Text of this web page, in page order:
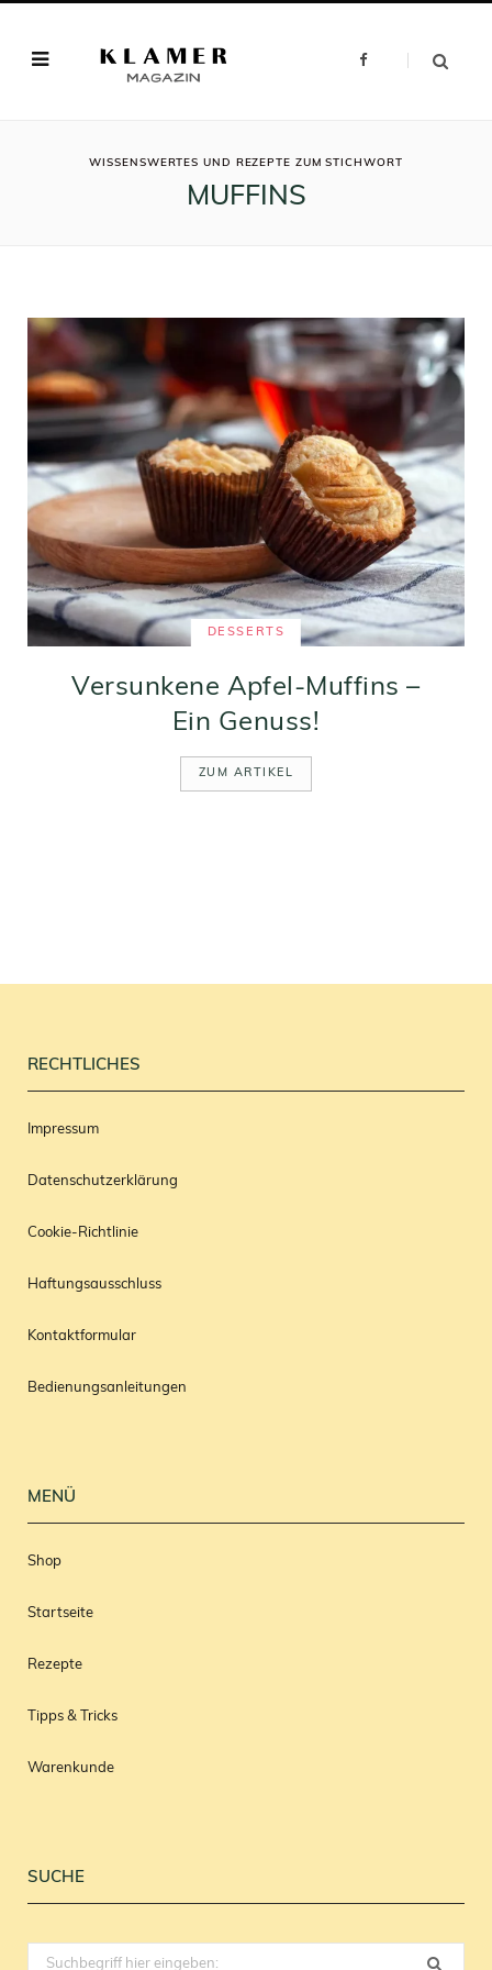
F
k
WISSENSWERTES UND REZEPTE ZUM STICHWORT
MUFFINS
DESSERTS
Versunkene Apfel-Muffins –
Ein Genuss!
ZUM ARTIKEL
RECHTLICHES
Impressum
Datenschutzerklärung
Cookie-Richtlinie
Haftungsausschluss
Kontaktformular
Bedienungsanleitungen
MENÜ
Shop
Startseite
Rezepte
Tipps & Tricks
Warenkunde
SUCHE
Search